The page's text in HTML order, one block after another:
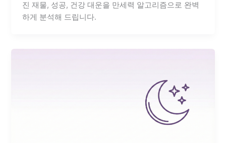
진 재물, 성공, 건강 대운을 만세력 알고리즘으로 완벽
하게 분석해 드립니다.